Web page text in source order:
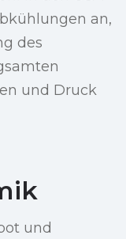
an,
des
und Druck
und